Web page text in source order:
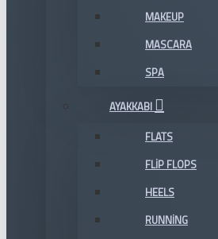
MAKEUP
MASCARA
SPA
AYAKKABI
FLATS
FLIP FLOPS
HEELS
RUNNING